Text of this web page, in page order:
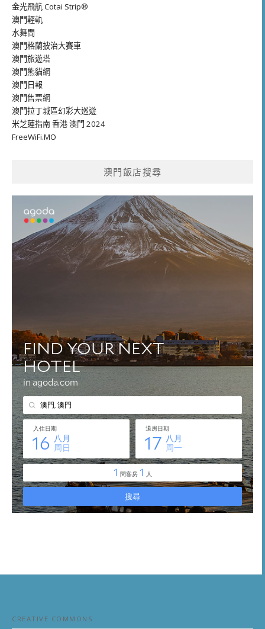
金光飛航 Cotai Strip®
澳門輕軌
水舞間
澳門格蘭披治大賽車
澳門旅遊塔
澳門熊貓網
澳門日報
澳門售票網
澳門拉丁城區幻彩大巡遊
米芝蓮指南 香港 澳門 2024
FreeWiFi.MO
澳門飯店搜尋
CREATIVE COMMONS